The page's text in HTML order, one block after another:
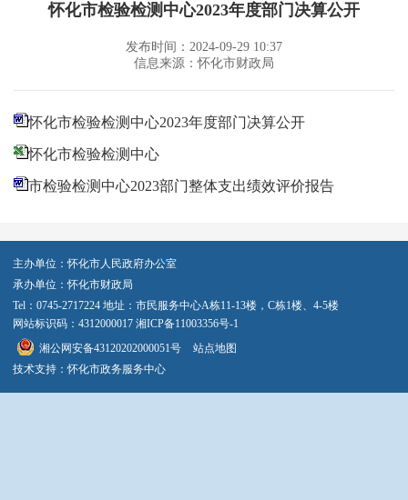
怀化市检验检测中心2023年度部门决算公开
发布时间：2024-09-29 10:37
信息来源：怀化市财政局
怀化市检验检测中心2023年度部门决算公开
怀化市检验检测中心
市检验检测中心2023部门整体支出绩效评价报告
主办单位：怀化市人民政府办公室
承办单位：怀化市财政局
Tel：0745-2717224 地址：市民服务中心A栋11-13楼，C栋1楼、4-5楼
网站标识码：4312000017 湘ICP备11003356号-1
湘公网安备43120202000051号
站点地图
技术支持：怀化市政务服务中心